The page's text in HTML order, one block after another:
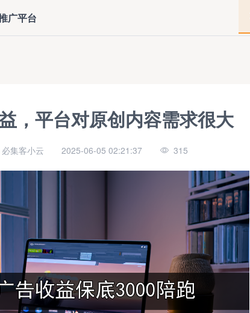
广平台
，平台对原创内容需求很大
集客小云 2025-06-05 02:21:37 315